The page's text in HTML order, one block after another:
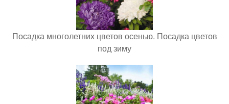
Посадка многолетних цветов осенью. Посадка цветов
под зиму